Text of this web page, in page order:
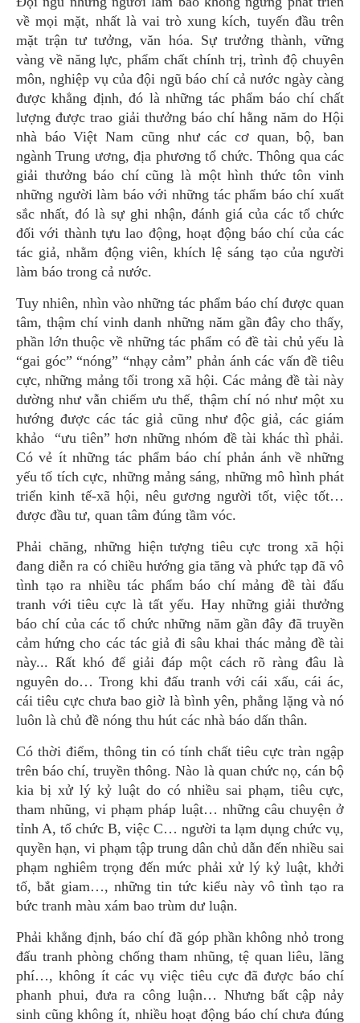
về mọi mặt, nhất là vai trò xung kích, tuyến đầu trên
mặt trận tư tưởng, văn hóa. Sự trưởng thành, vững
vàng về năng lực, phẩm chất chính trị, trình độ chuyên
môn, nghiệp vụ của đội ngũ báo chí cả nước ngày càng
được khẳng định, đó là những tác phẩm báo chí chất
lượng được trao giải thưởng báo chí hằng năm do Hội
nhà báo Việt Nam cũng như các cơ quan, bộ, ban
ngành Trung ương, địa phương tổ chức. Thông qua các
giải thưởng báo chí cũng là một hình thức tôn vinh
những người làm báo với những tác phẩm báo chí xuất
sắc nhất, đó là sự ghi nhận, đánh giá của các tổ chức
đối với thành tựu lao động, hoạt động báo chí của các
tác giả, nhằm động viên, khích lệ sáng tạo của người
làm báo trong cả nước.
Tuy nhiên, nhìn vào những tác phẩm báo chí được quan
tâm, thậm chí vinh danh những năm gần đây cho thấy,
phần lớn thuộc về những tác phẩm có đề tài chủ yếu là
“gai góc” “nóng” “nhạy cảm” phản ánh các vấn đề tiêu
cực, những mảng tối trong xã hội. Các mảng đề tài này
dường như vẫn chiếm ưu thế, thậm chí nó như một xu
hướng được các tác giả cũng như độc giả, các giám
khảo “ưu tiên” hơn những nhóm đề tài khác thì phải.
Có vẻ ít những tác phẩm báo chí phản ánh về những
yếu tố tích cực, những mảng sáng, những mô hình phát
triển kinh tế-xã hội, nêu gương người tốt, việc tốt…
được đầu tư, quan tâm đúng tầm vóc.
Phải chăng, những hiện tượng tiêu cực trong xã hội
đang diễn ra có chiều hướng gia tăng và phức tạp đã vô
tình tạo ra nhiều tác phẩm báo chí mảng đề tài đấu
tranh với tiêu cực là tất yếu. Hay những giải thưởng
báo chí của các tổ chức những năm gần đây đã truyền
cảm hứng cho các tác giả đi sâu khai thác mảng đề tài
này... Rất khó để giải đáp một cách rõ ràng đâu là
nguyên do… Trong khi đấu tranh với cái xấu, cái ác,
cái tiêu cực chưa bao giờ là bình yên, phẳng lặng và nó
luôn là chủ đề nóng thu hút các nhà báo dấn thân.
Có thời điểm, thông tin có tính chất tiêu cực tràn ngập
trên báo chí, truyền thông. Nào là quan chức nọ, cán bộ
kia bị xử lý kỷ luật do có nhiều sai phạm, tiêu cực,
tham nhũng, vi phạm pháp luật… những câu chuyện ở
tỉnh A, tổ chức B, việc C… người ta lạm dụng chức vụ,
quyền hạn, vi phạm tập trung dân chủ dẫn đến nhiều sai
phạm nghiêm trọng đến mức phải xử lý kỷ luật, khởi
tố, bắt giam…, những tin tức kiểu này vô tình tạo ra
bức tranh màu xám bao trùm dư luận.
Phải khẳng định, báo chí đã góp phần không nhỏ trong
đấu tranh phòng chống tham nhũng, tệ quan liêu, lãng
phí…, không ít các vụ việc tiêu cực đã được báo chí
phanh phui, đưa ra công luận… Nhưng bất cập nảy
sinh cũng không ít, nhiều hoạt động báo chí chưa đúng